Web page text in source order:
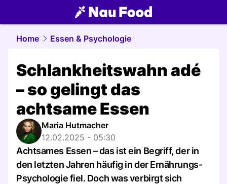
food.NAU.ch
Home Essen & Psychologie
Schlankheitswahn adé
– so gelingt das
achtsame Essen
Maria Hutmacher
12.02.2025 - 05:30
Achtsames Essen – das ist ein Begriff, der in
den letzten Jahren häufig in der Ernährungs-
Psychologie fiel. Doch was verbirgt sich